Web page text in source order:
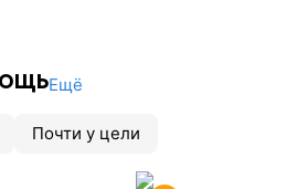
Ещё
Почти у цели